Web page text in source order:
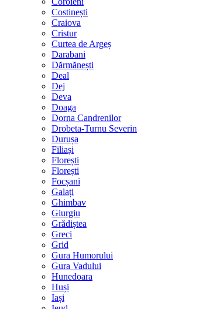
Costinești
Craiova
Cristur
Curtea de Argeș
Darabani
Dărmănești
Deal
Dej
Deva
Doaga
Dorna Candrenilor
Drobeta-Turnu Severin
Durușa
Filiași
Florești
Florești
Focșani
Galați
Ghimbav
Giurgiu
Grădiștea
Greci
Grid
Gura Humorului
Gura Vadului
Hunedoara
Huși
Iași